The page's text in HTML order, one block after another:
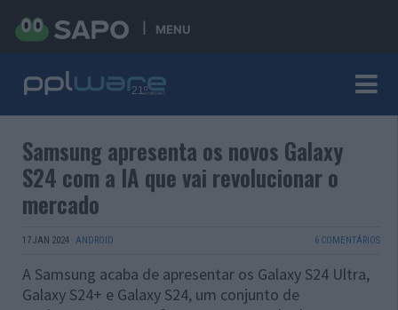
MENU
Samsung apresenta os novos Galaxy
S24 com a IA que vai revolucionar o
mercado
17 JAN 2024 · ANDROID 6 COMENTÁRIOS
A Samsung acaba de apresentar os Galaxy S24 Ultra,
Galaxy S24+ e Galaxy S24, um conjunto de